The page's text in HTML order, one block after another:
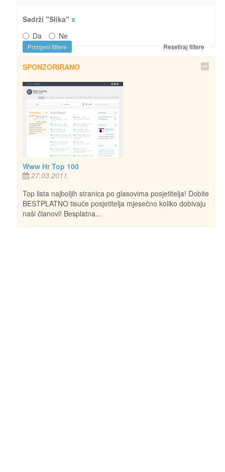
Sadrži "Slika" x
Da
Ne
Resetiraj filtere
Primjeni filtere
SPONZORIRANO
Www Hr Top 100
27.03.2011.
Top lista najboljih stranica po glasovima posjetitelja! Dobite
BESTPLATNO tisuće posjetitelja mjesečno koliko dobivaju
naši članovi! Besplatna...